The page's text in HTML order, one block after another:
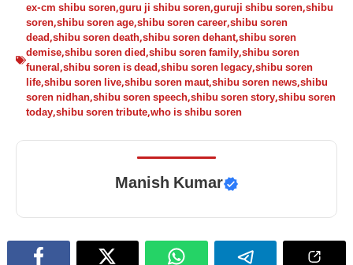
ex-cm shibu soren,guru ji shibu soren,guruji shibu soren,shibu
soren,shibu soren age,shibu soren career,shibu soren
dead,shibu soren death,shibu soren dehant,shibu soren
demise,shibu soren died,shibu soren family,shibu soren
funeral,shibu soren is dead,shibu soren legacy,shibu soren
life,shibu soren live,shibu soren maut,shibu soren news,shibu
soren nidhan,shibu soren speech,shibu soren story,shibu soren
today,shibu soren tribute,who is shibu soren
Manish Kumar